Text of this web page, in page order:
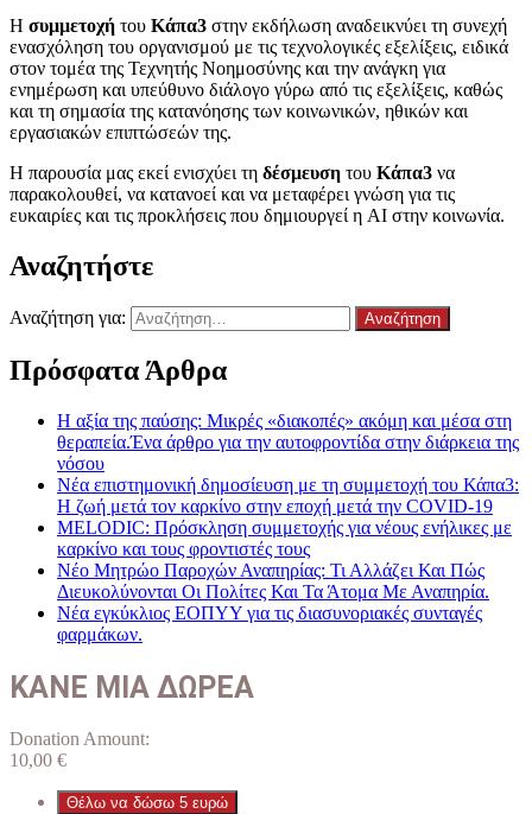
Η συμμετοχή του Κάπα3 στην εκδήλωση αναδεικνύει τη συνεχή
ενασχόληση του οργανισμού με τις τεχνολογικές εξελίξεις, ειδικά
στον τομέα της Τεχνητής Νοημοσύνης και την ανάγκη για
ενημέρωση και υπεύθυνο διάλογο γύρω από τις εξελίξεις, καθώς
και τη σημασία της κατανόησης των κοινωνικών, ηθικών και
εργασιακών επιπτώσεών της.
Η παρουσία μας εκεί ενισχύει τη δέσμευση του Κάπα3 να
παρακολουθεί, να κατανοεί και να μεταφέρει γνώση για τις
ευκαιρίες και τις προκλήσεις που δημιουργεί η AI στην κοινωνία.
Αναζητήστε
Αναζήτηση για:
Πρόσφατα Άρθρα
Η αξία της παύσης: Μικρές «διακοπές» ακόμη και μέσα στη
θεραπεία.Ένα άρθρο για την αυτοφροντίδα στην διάρκεια της
νόσου
Νέα επιστημονική δημοσίευση με τη συμμετοχή του Κάπα3:
Η ζωή μετά τον καρκίνο στην εποχή μετά την COVID-19
MELODIC: Πρόσκληση συμμετοχής για νέους ενήλικες με
καρκίνο και τους φροντιστές τους
Νέο Μητρώο Παροχών Αναπηρίας: Τι Αλλάζει Και Πώς
Διευκολύνονται Οι Πολίτες Και Τα Άτομα Με Αναπηρία.
Νέα εγκύκλιος ΕΟΠΥΥ για τις διασυνοριακές συνταγές
φαρμάκων.
ΚΑΝΕ ΜΙΑ ΔΩΡΕΑ
Donation Amount:
10,00 €
Θέλω να δώσω 5 ευρώ